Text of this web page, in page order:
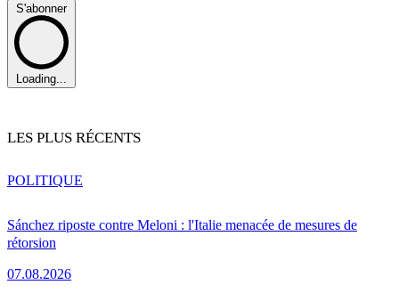
S'abonner
Loading...
LES PLUS RÉCENTS
Sánchez riposte contre Meloni : l'Italie menacée de mesures de
rétorsion
07.08.2026
POLITIQUE